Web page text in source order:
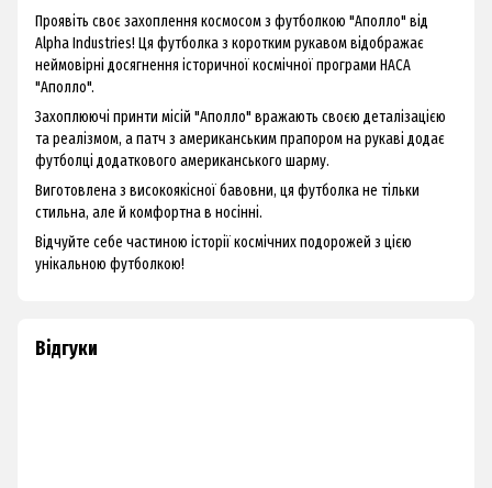
Проявіть своє захоплення космосом з футболкою "Аполло" від
Alpha Industries! Ця футболка з коротким рукавом відображає
неймовірні досягнення історичної космічної програми НАСА
"Аполло".
Захоплюючі принти місій "Аполло" вражають своєю деталізацією
та реалізмом, а патч з американським прапором на рукаві додає
футболці додаткового американського шарму.
Виготовлена з високоякісної бавовни, ця футболка не тільки
стильна, але й комфортна в носінні.
Відчуйте себе частиною історії космічних подорожей з цією
унікальною футболкою!
Відгуки